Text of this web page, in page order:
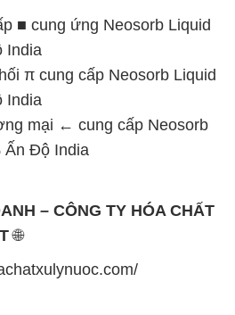
mại ← cung cấp Neosorb
Độ India
– CÔNG TY HÓA CHẤT
🌐